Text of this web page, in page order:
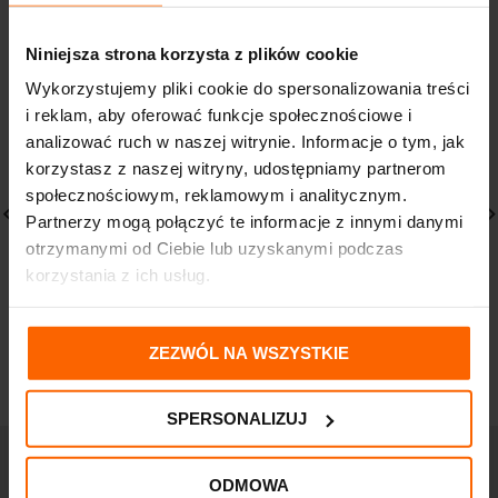
Niniejsza strona korzysta z plików cookie
Wykorzystujemy pliki cookie do spersonalizowania treści
i reklam, aby oferować funkcje społecznościowe i
analizować ruch w naszej witrynie. Informacje o tym, jak
korzystasz z naszej witryny, udostępniamy partnerom
społecznościowym, reklamowym i analitycznym.
Partnerzy mogą połączyć te informacje z innymi danymi
otrzymanymi od Ciebie lub uzyskanymi podczas
korzystania z ich usług.
ZEZWÓL NA WSZYSTKIE
SPERSONALIZUJ
ODMOWA
PHARMACERIS G Dermo-
aktywny krem o
regeneracji i nawilżeniu
50ml
NATURA SIBERICA Men
30,31zł